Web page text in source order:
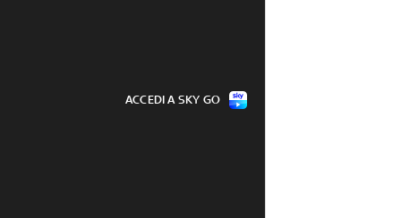
ACCEDI A SKY GO